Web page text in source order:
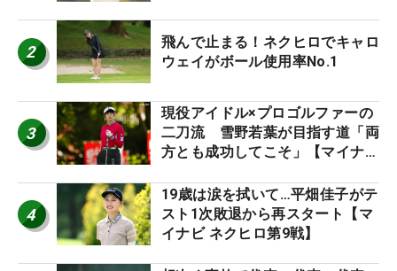
2
飛んで止まる！ネクヒロでキャロ
ウェイがボール使用率No.1
3
現役アイドル×プロゴルファーの
二刀流 雪野若葉が目指す道「両
方とも成功してこそ」【マイナビ
4
19歳は涙を拭いて…平畑佳子がテ
スト1次敗退から再スタート【マ
イナビ ネクヒロ第9戦】